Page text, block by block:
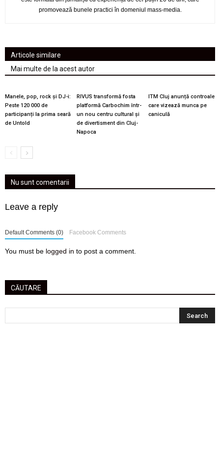
promovează bunele practici în domeniul mass-media.
Articole similare
Mai multe de la acest autor
Manele, pop, rock și DJ-i:
Peste 120 000 de
participanți la prima seară
de Untold
RIVUS transformă fosta
platformă Carbochim într-
un nou centru cultural și
de divertisment din Cluj-
Napoca
ITM Cluj anunță controale
care vizează munca pe
caniculă
Nu sunt comentarii
Leave a reply
Default Comments (0) Facebook Comments
You must be logged in to post a comment.
CĂUTARE